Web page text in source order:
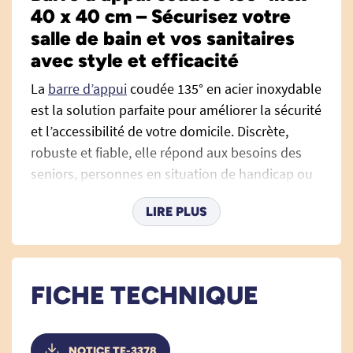
40 x 40 cm – Sécurisez votre
salle de bain et vos sanitaires
avec style et efficacité
La barre d’appuicoudée 135° en acier inoxydable
est la solution parfaite pour améliorer la sécurité
et l’accessibilité de votre domicile. Discrète,
robuste et fiable, elle répond aux besoins des
seniors, personnes en situation de handicap ou
toute personne recherchant un appui solide au
Alliant élégance et résistance, cette barre
qualité, une ergonomie intelligente et une
apportant appui, stabilité et autonomie dans
LIRE PLUS
FICHE TECHNIQUE